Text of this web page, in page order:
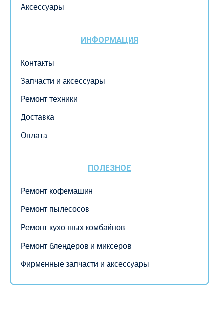
Аксессуары
ИНФОРМАЦИЯ
Контакты
Запчасти и аксессуары
Ремонт техники
Доставка
Оплата
ПОЛЕЗНОЕ
Ремонт кофемашин
Ремонт пылесосов
Ремонт кухонных комбайнов
Ремонт блендеров и миксеров
Фирменные запчасти и аксессуары